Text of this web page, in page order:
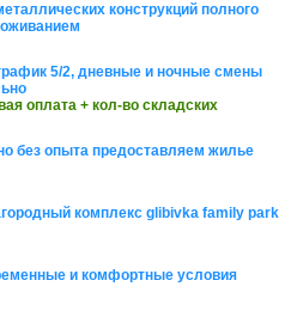
конструкций полного
5/2, дневные и ночные смены
оплата + кол-во складских
без опыта предоставляем жилье
комплекс glibivka family park
и комфортные условия